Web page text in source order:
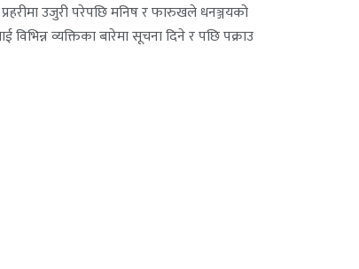
उजुरी परेपछि मनिष र फारुखले धनञ्जयको
व्यक्तिका बारेमा सूचना दिने र पछि पक्राउ